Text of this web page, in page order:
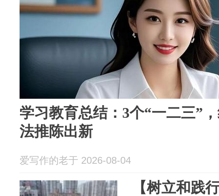
学习教育总结：3个“一二三”
法推陈出新
爱写作的老于 2026-08-04
【树立和践